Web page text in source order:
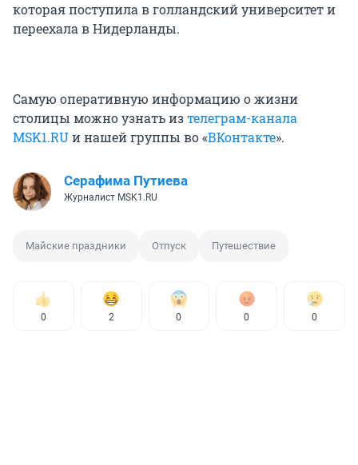
которая поступила в голландский университет и
переехала в Нидерланды.
Самую оперативную информацию о жизни
столицы можно узнать изтелеграм-канала
MSK1.RUи нашей группы во «ВКонтакте».
Серафима Путиева
Журналист MSK1.RU
Майские праздники Отпуск Путешествие
0 2 0 0 0